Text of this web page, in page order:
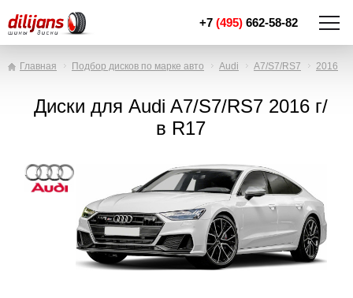
+7 (495) 662-58-82
Главная Подбор дисков по марке авто Audi A7/S7/RS7 2016
Диски для Audi A7/S7/RS7 2016 г/
в R17